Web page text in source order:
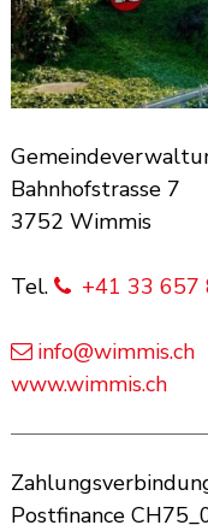
Bahnhofstrasse 7
3752 Wimmis
Tel. +41 33 657
info@wimmis.ch
www.wimmis.ch
Postfinance